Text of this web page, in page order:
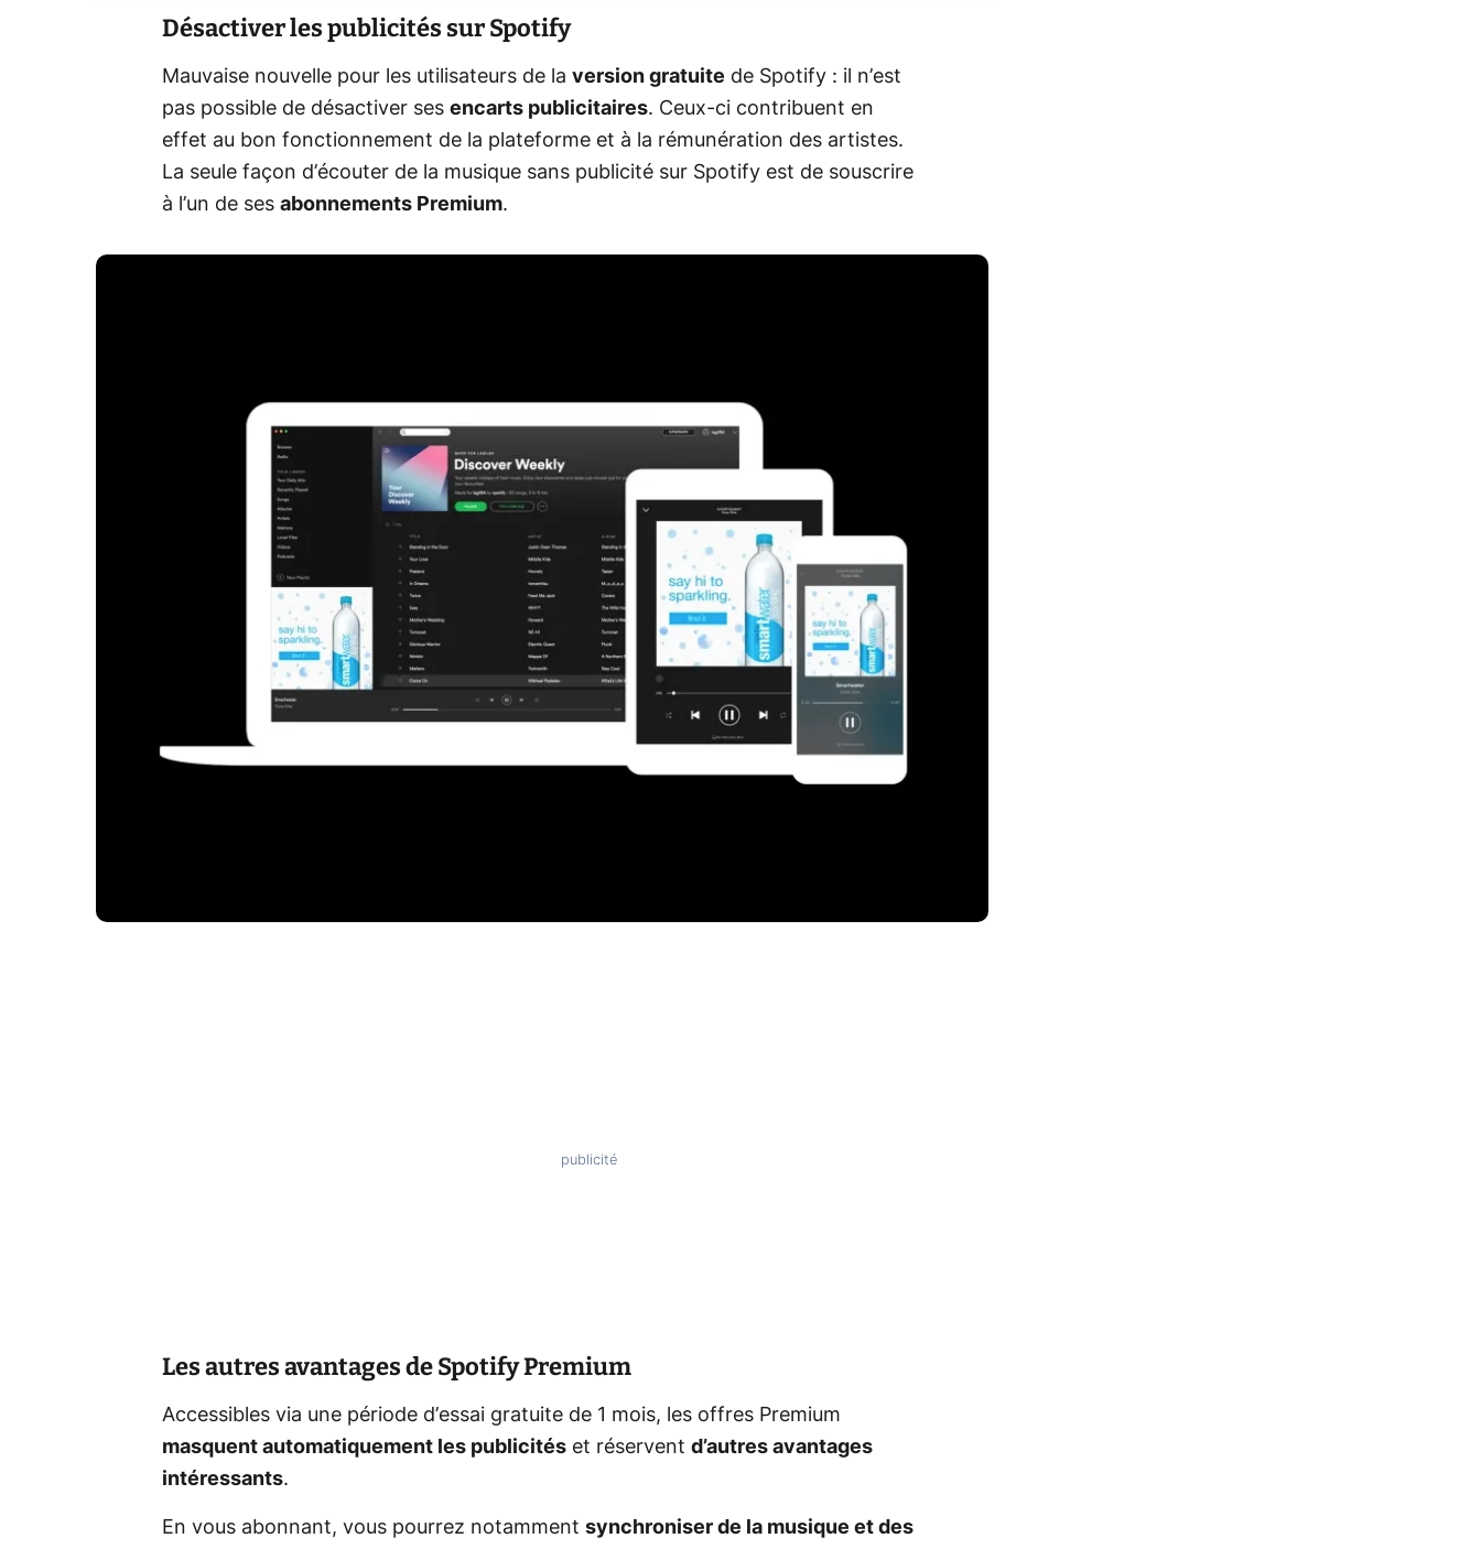
Désactiver les publicités sur Spotify
Mauvaise nouvelle pour les utilisateurs de la version gratuite de Spotify : il n’est
pas possible de désactiver ses encarts publicitaires. Ceux-ci contribuent en
effet au bon fonctionnement de la plateforme et à la rémunération des artistes.
La seule façon d’écouter de la musique sans publicité sur Spotify est de souscrire
à l’un de ses abonnements Premium.
Les autres avantages de Spotify Premium
Accessibles via une période d’essai gratuite de 1 mois, les offres Premium
masquent automatiquement les publicités et réservent d’autres avantages
intéressants.
En vous abonnant, vous pourrez notamment synchroniser de la musique et des